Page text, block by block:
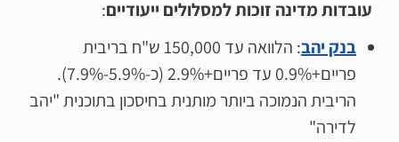
עובדות מדינה זוכות למסלולים ייעודיים:
בנק יהב
: הלוואה עד 150,000 ש"ח בריבית
פריים+0.9% עד פריים+2.9% (כ-5.9%-7.9%).
הריבית הנמוכה ביותר מותנית בחיסכון בתוכנית "יהב
לדירה"